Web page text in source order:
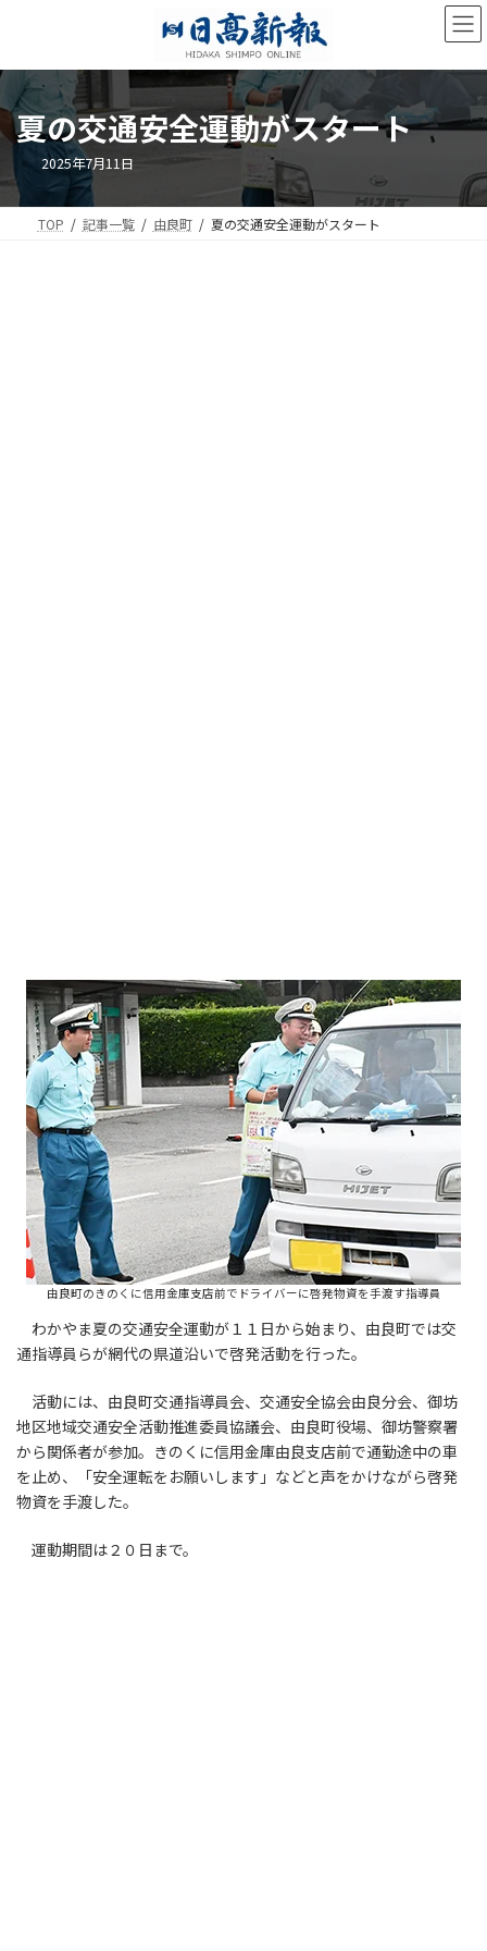
ン
へ
ス
ッ
プ
ー
ョ
ン
移
動
夏の交通安全運動がスタート
2025年7月11日
TOP 記事一覧 由良町 夏の交通安全運動がスタート
由良町のきのくに信用金庫支店前でドライバーに啓発物資を手渡す指導員
わかやま夏の交通安全運動が１１日から始まり、由良町では交
通指導員らが網代の県道沿いで啓発活動を行った。
活動には、由良町交通指導員会、交通安全協会由良分会、御坊
地区地域交通安全活動推進委員協議会、由良町役場、御坊警察署
から関係者が参加。きのくに信用金庫由良支店前で通勤途中の車
を止め、「安全運転をお願いします」などと声をかけながら啓発
物資を手渡した。
運動期間は２０日まで。